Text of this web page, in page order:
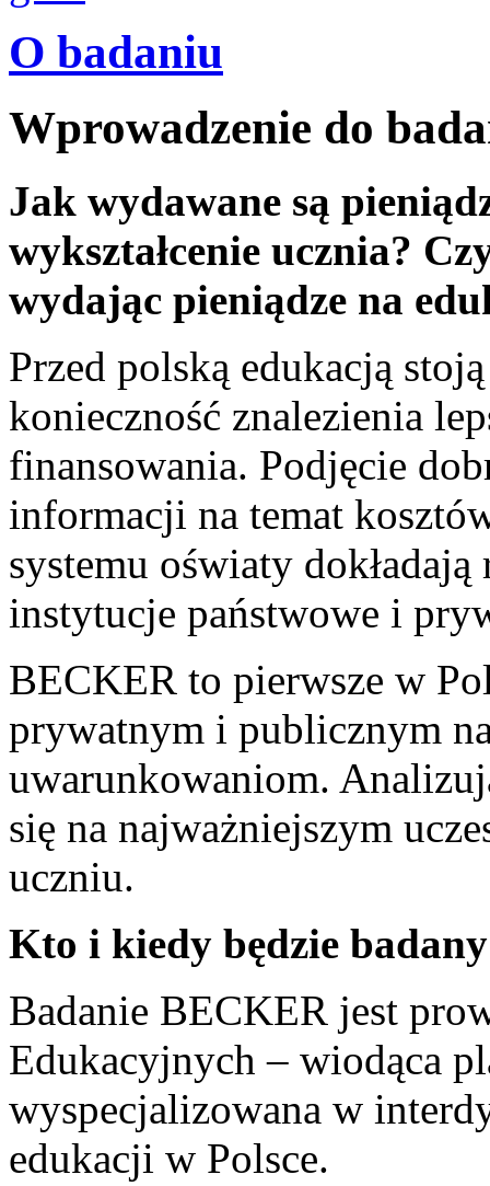
O badaniu
Wprowadzenie do
Jak wydawane są
wykształcenie ucznia?
wydając pieniądze na
Przed polską edukacją
konieczność znalezienia
finansowania. Podjęcie
informacji na temat
systemu oświaty dokładają
instytucje państwowe i
BECKER to pierwsze w
prywatnym i publicznym
uwarunkowaniom.
się na najważniejszym
uczniu.
Kto i kiedy będzie
Badanie BECKER jest
Edukacyjnych – wiodąca
wyspecjalizowana w
edukacji w Polsce.